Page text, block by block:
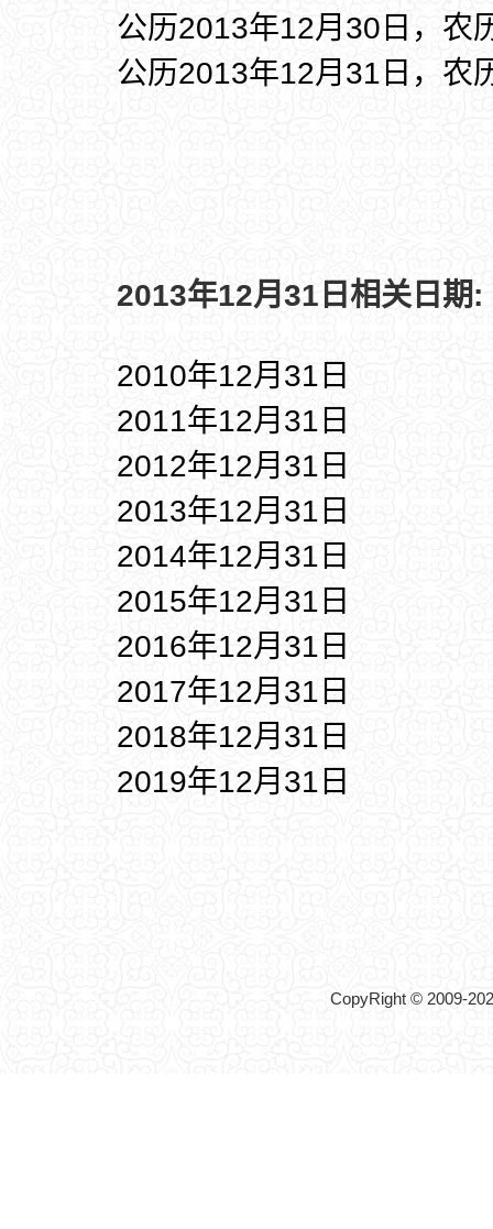
公历2013年12月30日，农
公历2013年12月31日，农
2013年12月31日相关日期:
2010年12月31日
2011年12月31日
2012年12月31日
2013年12月31日
2014年12月31日
2015年12月31日
2016年12月31日
2017年12月31日
2018年12月31日
2019年12月31日
CopyRight © 2009-